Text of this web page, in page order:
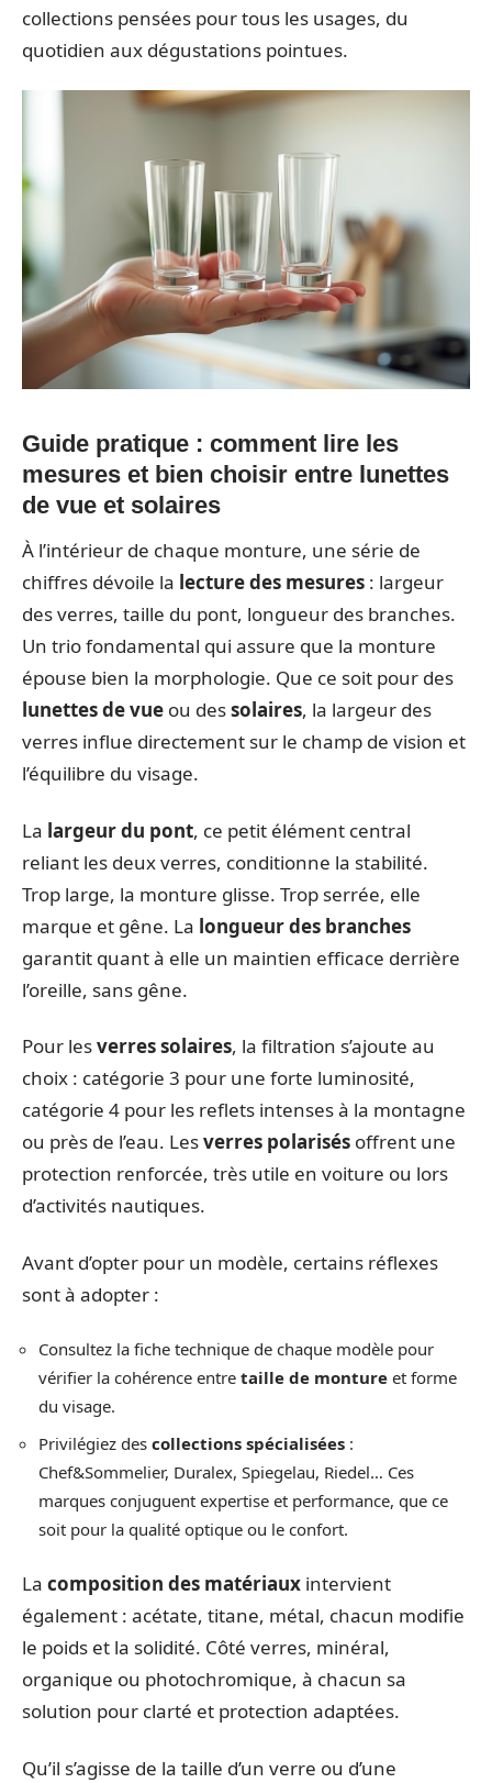
collections pensées pour tous les usages, du
quotidien aux dégustations pointues.
Guide pratique : comment lire les
mesures et bien choisir entre lunettes
de vue et solaires
À l’intérieur de chaque monture, une série de
chiffres dévoile la lecture des mesures : largeur
des verres, taille du pont, longueur des branches.
Un trio fondamental qui assure que la monture
épouse bien la morphologie. Que ce soit pour des
lunettes de vue ou dessolaires, la largeur des
verres influe directement sur le champ de vision et
l’équilibre du visage.
La largeur du pont, ce petit élément central
reliant les deux verres, conditionne la stabilité.
Trop large, la monture glisse. Trop serrée, elle
marque et gêne. La longueur des branches
garantit quant à elle un maintien efficace derrière
l’oreille, sans gêne.
Pour lesverres solaires, la filtration s’ajoute au
choix : catégorie 3 pour une forte luminosité,
catégorie 4 pour les reflets intenses à la montagne
ou près de l’eau. Lesverres polarisés offrent une
protection renforcée, très utile en voiture ou lors
d’activités nautiques.
Avant d’opter pour un modèle, certains réflexes
sont à adopter :
Consultez la fiche technique de chaque modèle pour
vérifier la cohérence entre taille de monture et forme
du visage.
Privilégiez des collections spécialisées :
Chef&Sommelier, Duralex, Spiegelau, Riedel… Ces
marques conjuguent expertise et performance, que ce
soit pour la qualité optique ou le confort.
La composition des matériaux intervient
également : acétate, titane, métal, chacun modifie
le poids et la solidité. Côté verres, minéral,
organique ou photochromique, à chacun sa
solution pour clarté et protection adaptées.
Qu’il s’agisse de la taille d’un verre ou d’une